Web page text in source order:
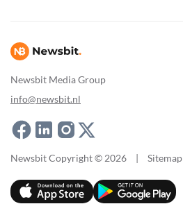
Newsbit Media Group
info@newsbit.nl
Newsbit Copyright © 2026 | Sitemap